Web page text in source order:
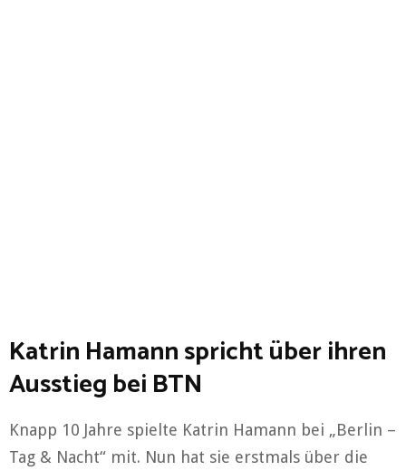
Katrin Hamann spricht über ihren
Ausstieg bei BTN
Knapp 10 Jahre spielte Katrin Hamann bei „Berlin –
Tag & Nacht“ mit. Nun hat sie erstmals über die